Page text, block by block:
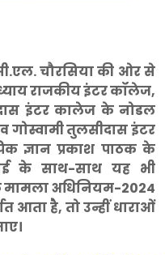
चौरसिया की ओर से
राजकीय इंटर कॉलेज,
इंटर कालेज के नोडल
गोस्वामी तुलसीदास इंटर
ज्ञान प्रकाश पाठक के
के साथ-साथ यह भी
मामला अधिनियम-2024
आता है, तो उन्हीं धाराओं